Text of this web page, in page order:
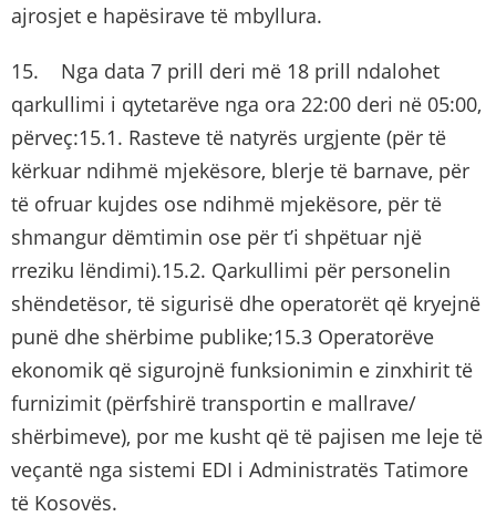
ajrosjet e hapësirave të mbyllura.
15. Nga data 7 prill deri më 18 prill ndalohet
qarkullimi i qytetarëve nga ora 22:00 deri në 05:00,
përveç:15.1. Rasteve të natyrës urgjente (për të
kërkuar ndihmë mjekësore, blerje të barnave, për
të ofruar kujdes ose ndihmë mjekësore, për të
shmangur dëmtimin ose për t’i shpëtuar një
rreziku lëndimi).15.2. Qarkullimi për personelin
shëndetësor, të sigurisë dhe operatorët që kryejnë
punë dhe shërbime publike;15.3 Operatorëve
ekonomik që sigurojnë funksionimin e zinxhirit të
furnizimit (përfshirë transportin e mallrave/
shërbimeve), por me kusht që të pajisen me leje të
veçantë nga sistemi EDI i Administratës Tatimore
të Kosovës.